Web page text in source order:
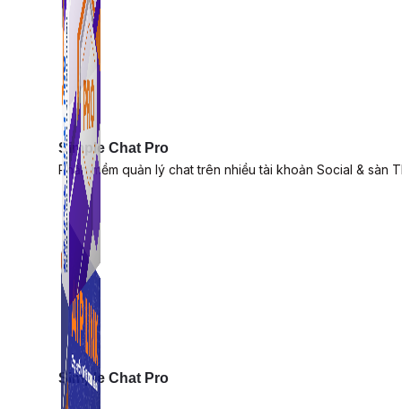
Simple Chat Pro
Phần mềm quản lý chat trên nhiều tài khoản Social & sàn
Simple Chat Pro